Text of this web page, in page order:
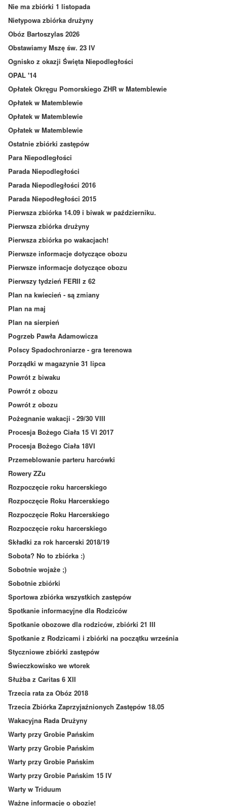
Nie ma zbiórki 1 listopada
Nietypowa zbiórka drużyny
Obóz Bartoszylas 2026
Obstawiamy Mszę św. 23 IV
Ognisko z okazji Święta Niepodległości
OPAL '14
Opłatek Okręgu Pomorskiego ZHR w Matemblewie
Opłatek w Matemblewie
Opłatek w Matemblewie
Opłatek w Matemblewie
Ostatnie zbiórki zastępów
Para Niepodległości
Parada Niepodległości
Parada Niepodległości 2016
Parada Niepodłegłości 2015
Pierwsza zbiórka 14.09 i biwak w październiku.
Pierwsza zbiórka drużyny
Pierwsza zbiórka po wakacjach!
Pierwsze informacje dotyczące obozu
Pierwsze informacje dotyczące obozu
Pierwszy tydzień FERII z 62
Plan na kwiecień - są zmiany
Plan na maj
Plan na sierpień
Pogrzeb Pawła Adamowicza
Polscy Spadochroniarze - gra terenowa
Porządki w magazynie 31 lipca
Powrót z biwaku
Powrót z obozu
Powrót z obozu
Pożegnanie wakacji - 29/30 VIII
Procesja Bożego Ciała 15 VI 2017
Procesja Bożego Ciała 18VI
Przemeblowanie parteru harcówki
Rowery ZZu
Rozpoczęcie roku harcerskiego
Rozpoczęcie Roku Harcerskiego
Rozpoczęcie Roku Harcerskiego
Rozpoczęcie roku harcerskiego
Składki za rok harcerski 2018/19
Sobota? No to zbiórka :)
Sobotnie wojaże ;)
Sobotnie zbiórki
Sportowa zbiórka wszystkich zastępów
Spotkanie informacyjne dla Rodziców
Spotkanie obozowe dla rodziców, zbiórki 21 III
Spotkanie z Rodzicami i zbiórki na początku września
Styczniowe zbiórki zastępów
Świeczkowisko we wtorek
Służba z Caritas 6 XII
Trzecia rata za Obóz 2018
Trzecia Zbiórka Zaprzyjaźnionych Zastępów 18.05
Wakacyjna Rada Drużyny
Warty przy Grobie Pańskim
Warty przy Grobie Pańskim
Warty przy Grobie Pańskim
Warty przy Grobie Pańskim 15 IV
Warty w Triduum
Ważne informacje o obozie!